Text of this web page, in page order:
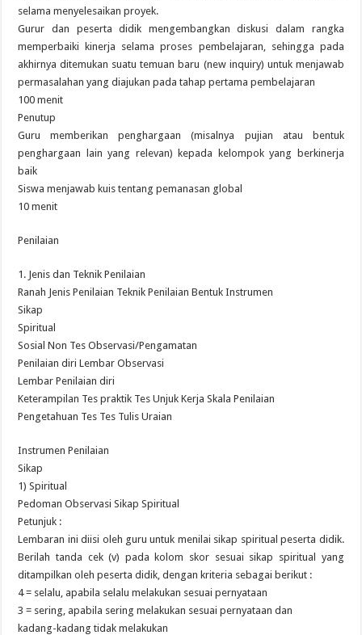
selama menyelesaikan proyek.
Gurur dan peserta didik mengembangkan diskusi dalam rangka
memperbaiki kinerja selama proses pembelajaran, sehingga pada
akhirnya ditemukan suatu temuan baru (new inquiry) untuk menjawab
permasalahan yang diajukan pada tahap pertama pembelajaran
100 menit
Penutup
Guru memberikan penghargaan (misalnya pujian atau bentuk
penghargaan lain yang relevan) kepada kelompok yang berkinerja
baik
Siswa menjawab kuis tentang pemanasan global
10 menit
Penilaian
1. Jenis dan Teknik Penilaian
Ranah Jenis Penilaian Teknik Penilaian Bentuk Instrumen
Sikap
Spiritual
Sosial Non Tes Observasi/Pengamatan
Penilaian diri Lembar Observasi
Lembar Penilaian diri
Keterampilan Tes praktik Tes Unjuk Kerja Skala Penilaian
Pengetahuan Tes Tes Tulis Uraian
Instrumen Penilaian
Sikap
1) Spiritual
Pedoman Observasi Sikap Spiritual
Petunjuk :
Lembaran ini diisi oleh guru untuk menilai sikap spiritual peserta didik.
Berilah tanda cek (v) pada kolom skor sesuai sikap spiritual yang
ditampilkan oleh peserta didik, dengan kriteria sebagai berikut :
4 = selalu, apabila selalu melakukan sesuai pernyataan
3 = sering, apabila sering melakukan sesuai pernyataan dan
kadang-kadang tidak melakukan